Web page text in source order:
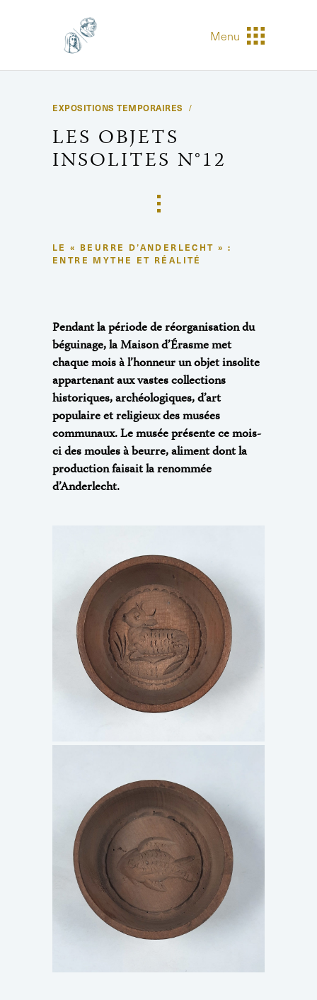
Menu
EXPOSITIONS TEMPORAIRES
LES OBJETS
INSOLITES N°12
LE « BEURRE D’ANDERLECHT » :
ENTRE MYTHE ET RÉALITÉ
Pendant la période de réorganisation du
béguinage, la Maison d’Érasme met
chaque mois à l’honneur un objet insolite
appartenant aux vastes collections
historiques, archéologiques, d’art
populaire et religieux des musées
communaux. Le musée présente ce mois-
ci des moules à beurre, aliment dont la
production faisait la renommée
d’Anderlecht.